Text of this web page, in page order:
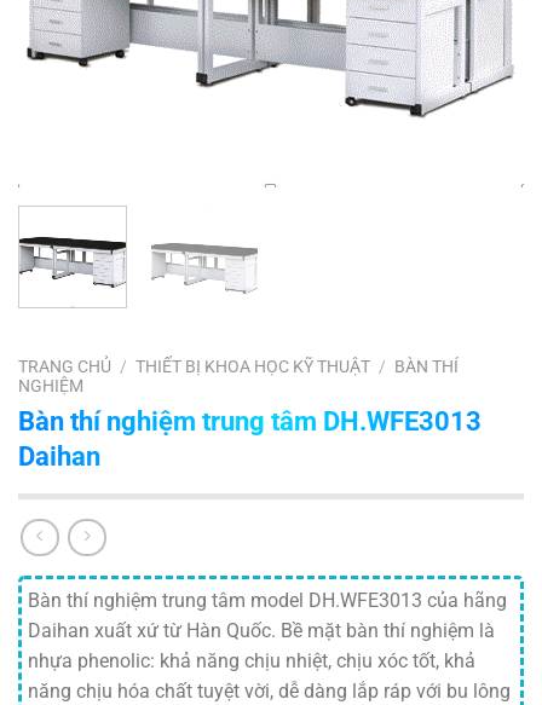
TRANG CHỦ / THIẾT BỊ KHOA HỌC KỸ THUẬT / BÀN THÍ
NGHIỆM
Bàn thí nghiệm trung tâm DH.WFE3013
Daihan
Bàn thí nghiệm trung tâm model DH.WFE3013 của hãng
Daihan xuất xứ từ Hàn Quốc. Bề mặt bàn thí nghiệm là
nhựa phenolic: khả năng chịu nhiệt, chịu xóc tốt, khả
năng chịu hóa chất tuyệt vời, dễ dàng lắp ráp với bu lông